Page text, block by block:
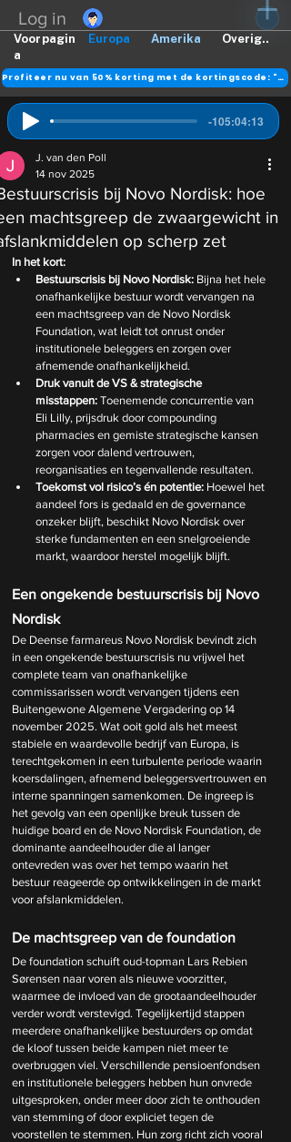
Log in
Europa Amerika Overig..
Voorpagin
a
Profiteer nu van 50% korting met de kortingscode: "DANK"
-105:04:13
bij Novo Nordisk: hoe
machtsgreep de zwaargewicht in
op scherp zet
J. van den Poll
14 nov 2025
In het kort:
Bestuurscrisis bij Novo Nordisk: Bijna het hele
onafhankelijke bestuur wordt vervangen na
een machtsgreep van de Novo Nordisk
Foundation, wat leidt tot onrust onder
institutionele beleggers en zorgen over
afnemende onafhankelijkheid.
Druk vanuit de VS & strategische
misstappen: Toenemende concurrentie van
Eli Lilly, prijsdruk door compounding
pharmacies en gemiste strategische kansen
zorgen voor dalend vertrouwen,
reorganisaties en tegenvallende resultaten.
Toekomst vol risico’s én potentie: Hoewel het
aandeel fors is gedaald en de governance
onzeker blijft, beschikt Novo Nordisk over
sterke fundamenten en een snelgroeiende
markt, waardoor herstel mogelijk blijft.
Een ongekende bestuurscrisis bij Novo
Nordisk
De Deense farmareus Novo Nordisk bevindt zich
in een ongekende bestuurscrisis nu vrijwel het
complete team van onafhankelijke
commissarissen wordt vervangen tijdens een
Buitengewone Algemene Vergadering op 14
november 2025. Wat ooit gold als het meest
stabiele en waardevolle bedrijf van Europa, is
terechtgekomen in een turbulente periode waarin
koersdalingen, afnemend beleggersvertrouwen en
interne spanningen samenkomen. De ingreep is
het gevolg van een openlijke breuk tussen de
huidige board en de Novo Nordisk Foundation, de
dominante aandeelhouder die al langer
ontevreden was over het tempo waarin het
bestuur reageerde op ontwikkelingen in de markt
voor afslankmiddelen.
De machtsgreep van de foundation
De foundation schuift oud-topman Lars Rebien
Sørensen naar voren als nieuwe voorzitter,
waarmee de invloed van de grootaandeelhouder
verder wordt verstevigd. Tegelijkertijd stappen
meerdere onafhankelijke bestuurders op omdat
de kloof tussen beide kampen niet meer te
overbruggen viel. Verschillende pensioenfondsen
en institutionele beleggers hebben hun onvrede
uitgesproken, onder meer door zich te onthouden
van stemming of door expliciet tegen de
voorstellen te stemmen. Hun zorg richt zich vooral